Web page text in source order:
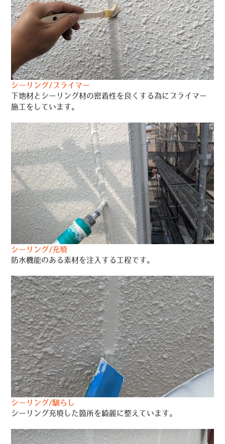
シーリング/プライマー
下地材とシーリング材の密着性を良くする為にプライマー
施工をしています。
シーリング/充填
防水機能のある素材を注入する工程です。
シーリング/馴らし
シーリング充填した箇所を綺麗に整えています。